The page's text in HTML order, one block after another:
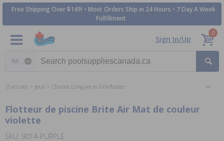
Free Shipping Over $149! • Most Orders Ship in 24 Hours • 7 Day A Week
Fulfillment
Sign In/Up
0
D'accueil Jeux Chaises Longues et Gonflables
Flotteur de piscine Brite Air Mat de couleur
violette
SKU: 9014-PURPLE